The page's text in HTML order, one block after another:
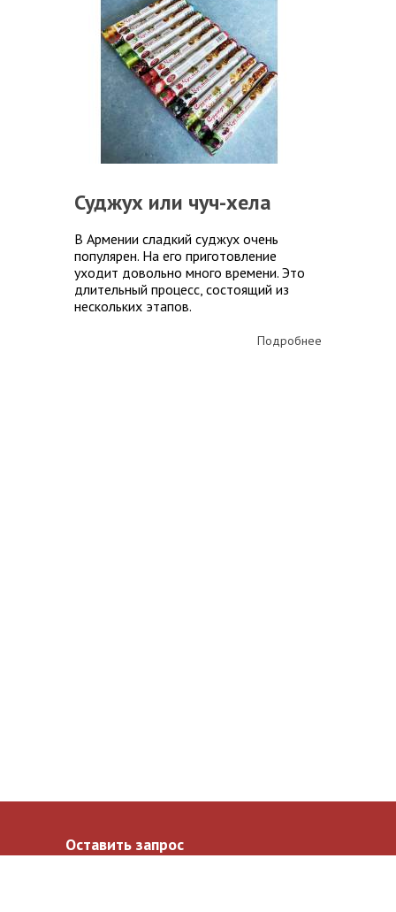
Суджух или чуч-хела
В Армении сладкий суджух очень
популярен. На его приготовление
уходит довольно много времени. Это
длительный процесс, состоящий из
нескольких этапов.
Подробнее
Оставить запрос